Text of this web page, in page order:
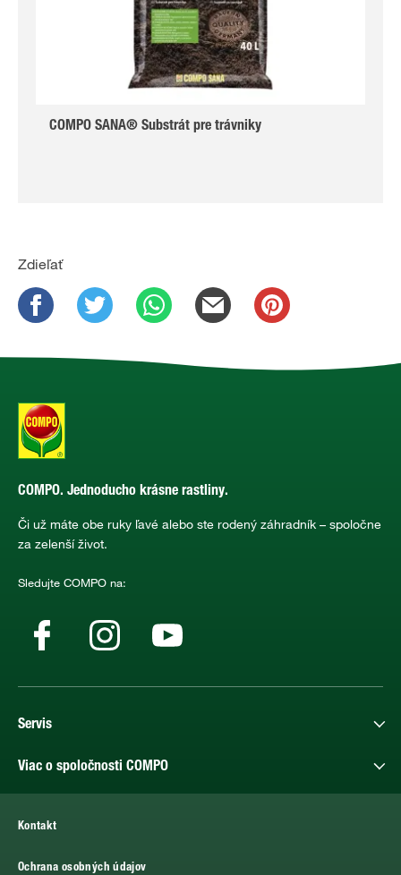
COMPO SANA® Substrát pre trávniky
Zdieľať
COMPO. Jednoducho krásne rastliny.
Či už máte obe ruky ľavé alebo ste rodený záhradník – spoločne
za zelenší život.
Sledujte COMPO na:
Servis
Viac o spoločnosti COMPO
Kontakt
Ochrana osobných údajov